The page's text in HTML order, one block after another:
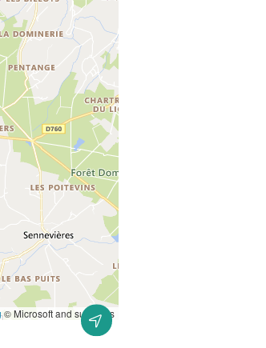
© Microsoft and suppliers